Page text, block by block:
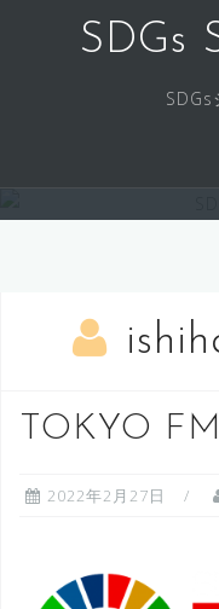
SDGs
SDGs
TOKYO FM
2022年2月27日